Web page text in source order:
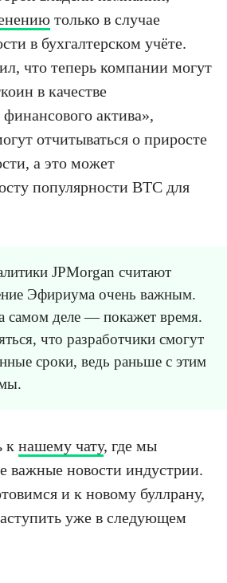
только в случае
в бухгалтерском учёте.
что теперь компании могут
в качестве
финансового актива»,
отчитываться о приросте
а это может
популярности BTC для
JPMorgan считают
Эфириума очень важным.
самом деле — покажет время.
что разработчики смогут
сроки, ведь раньше с этим
к нашему чату, где мы
важные новости индустрии.
и к новому буллрану,
уже в следующем